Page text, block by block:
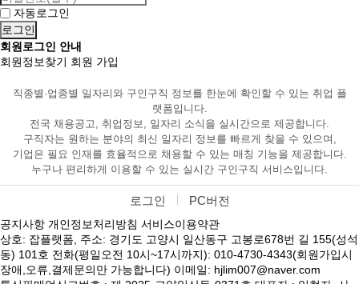
자동로그인
회원로그인 안내
회원정보찾기 회원 가입
직종별·업종별 일자리와 구인구직 정보를 한눈에 확인할 수 있는 취업 플
랫폼입니다.
전국 채용공고, 취업정보, 일자리 소식을 실시간으로 제공합니다.
구직자는 원하는 분야의 최신 일자리 정보를 빠르게 찾을 수 있으며,
기업은 필요 인재를 효율적으로 채용할 수 있는 매칭 기능을 제공합니다.
누구나 편리하게 이용할 수 있는 실시간 구인구직 서비스입니다.
로그인 PC버전
공지사항 개인정보처리방침 서비스이용약관
상호: 잡플랫폼, 주소: 경기도 고양시 일산동구 고봉로678번 길 155(성석
동) 101호 전화(평일오전 10시~17시까지): 010-4730-4343(회원가입시
장애,오류,결제문의만 가능합니다) 이메일: hjlim007@naver.com